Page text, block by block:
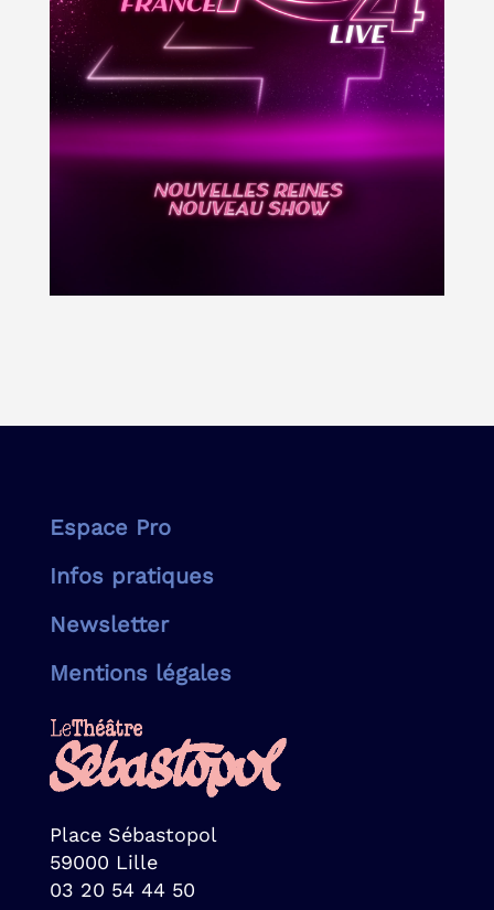
Espace Pro
Infos pratiques
Newsletter
Mentions légales
Place Sébastopol
59000 Lille
03 20 54 44 50